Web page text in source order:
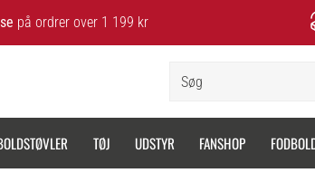
på ordrer over 1 199 kr
TØJ UDSTYR FANSHOP